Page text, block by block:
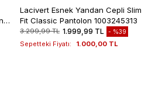
Lacivert Esnek Yandan Cepli Slim
Fit Classic Pantolon 1003245313
3.299,99 TL 1.999,99 TL %39
Sepetteki Fiyatı: 1.000,00 TL